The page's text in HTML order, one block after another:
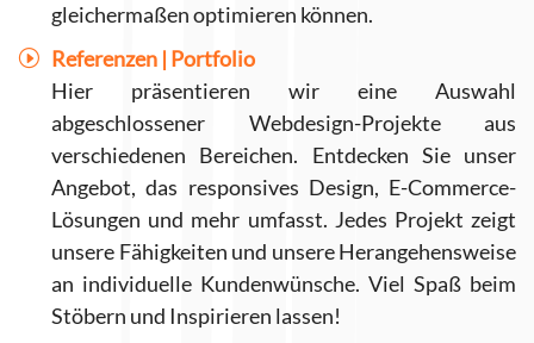
gleichermaßen optimieren können.
Referenzen | Portfolio
Hier präsentieren wir eine Auswahl
abgeschlossener Webdesign-Projekte aus
verschiedenen Bereichen. Entdecken Sie unser
Angebot, das responsives Design, E-Commerce-
Lösungen und mehr umfasst. Jedes Projekt zeigt
unsere Fähigkeiten und unsere Herangehensweise
an individuelle Kundenwünsche. Viel Spaß beim
Stöbern und Inspirieren lassen!